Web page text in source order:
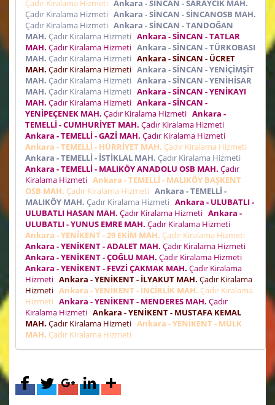
Çadır Kiralama Hizmeti Ankara - SİNCAN - SARAYCIK MAH.
Çadır Kiralama Hizmeti Ankara - SİNCAN - SİNCANOSB MAH.
Çadır Kiralama Hizmeti Ankara - SİNCAN - TANDOĞAN
MAH. Çadır Kiralama Hizmeti Ankara - SİNCAN - TATLAR
MAH. Çadır Kiralama Hizmeti Ankara - SİNCAN - TÜRKOBASI
MAH. Çadır Kiralama Hizmeti Ankara - SİNCAN - ÜCRET
MAH. Çadır Kiralama Hizmeti Ankara - SİNCAN - YENİÇİMŞİT
MAH. Çadır Kiralama Hizmeti Ankara - SİNCAN - YENİHİSAR
MAH. Çadır Kiralama Hizmeti Ankara - SİNCAN - YENİKAYI
MAH. Çadır Kiralama Hizmeti Ankara - SİNCAN -
YENİPEÇENEK MAH. Çadır Kiralama Hizmeti Ankara -
TEMELLİ - CUMHURİYET MAH. Çadır Kiralama Hizmeti
Ankara - TEMELLİ - GAZİ MAH. Çadır Kiralama Hizmeti
Ankara - TEMELLİ - HÜRRİYET MAH. Çadır Kiralama Hizmeti
Ankara - TEMELLİ - İSTİKLAL MAH. Çadır Kiralama Hizmeti
Ankara - TEMELLİ - MALIKÖY ANADOLU OSB MAH. Çadır
Kiralama Hizmeti Ankara - TEMELLİ - MALIKÖY BAŞKENT
OSB MAH. Çadır Kiralama Hizmeti Ankara - TEMELLİ -
MALIKÖY MAH. Çadır Kiralama Hizmeti Ankara - ULUBATLI -
ULUBATLI HASAN MAH. Çadır Kiralama Hizmeti Ankara -
ULUBATLI - YUNUS EMRE MAH. Çadır Kiralama Hizmeti
Ankara - YENİKENT - 29 EKİM MAH. Çadır Kiralama Hizmeti
Ankara - YENİKENT - ADALET MAH. Çadır Kiralama Hizmeti
Ankara - YENİKENT - ÇOĞLU MAH. Çadır Kiralama Hizmeti
Ankara - YENİKENT - FEVZİ ÇAKMAK MAH. Çadır Kiralama
Hizmeti Ankara - YENİKENT - İLYAKUT MAH. Çadır Kiralama
Hizmeti Ankara - YENİKENT - İNCİRLİK MAH. Çadır Kiralama
Hizmeti Ankara - YENİKENT - MENDERES MAH. Çadır
Kiralama Hizmeti Ankara - YENİKENT - MUSTAFA KEMAL
MAH. Çadır Kiralama Hizmeti Ankara - YENİKENT - MÜLK
MAH. Çadır Kiralama Hizmeti